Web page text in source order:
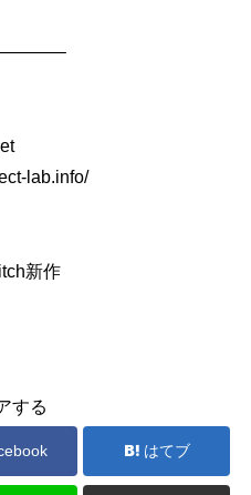
lab.info/
新作
する
はてブ